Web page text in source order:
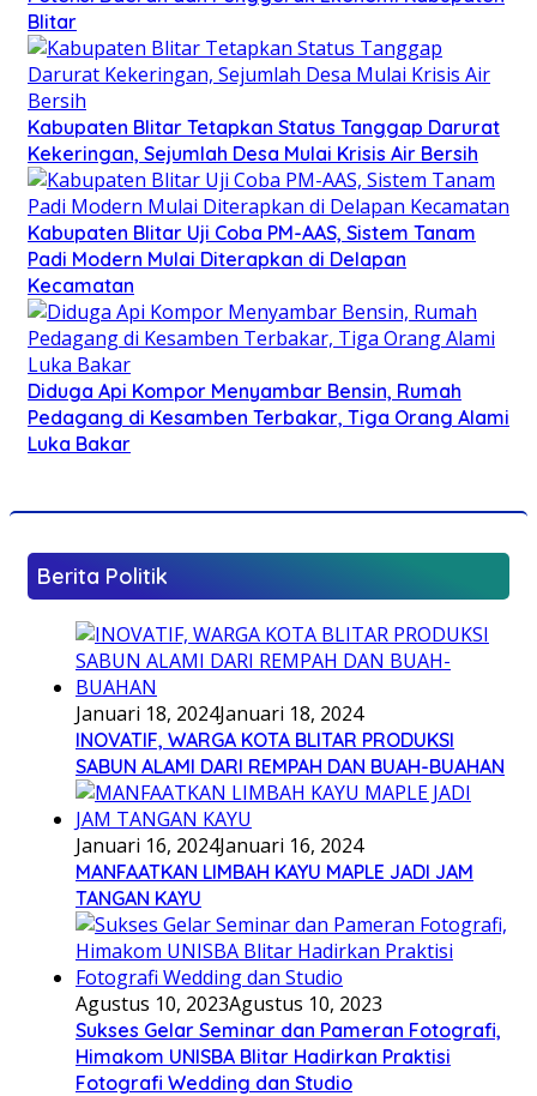
Blitar
Kabupaten Blitar Tetapkan Status Tanggap Darurat
Kekeringan, Sejumlah Desa Mulai Krisis Air Bersih
Kabupaten Blitar Uji Coba PM-AAS, Sistem Tanam
Padi Modern Mulai Diterapkan di Delapan
Kecamatan
Diduga Api Kompor Menyambar Bensin, Rumah
Pedagang di Kesamben Terbakar, Tiga Orang Alami
Luka Bakar
Berita Politik
Januari 18, 2024Januari 18, 2024
INOVATIF, WARGA KOTA BLITAR PRODUKSI
SABUN ALAMI DARI REMPAH DAN BUAH-BUAHAN
Januari 16, 2024Januari 16, 2024
MANFAATKAN LIMBAH KAYU MAPLE JADI JAM
TANGAN KAYU
Agustus 10, 2023Agustus 10, 2023
Sukses Gelar Seminar dan Pameran Fotografi,
Himakom UNISBA Blitar Hadirkan Praktisi
Fotografi Wedding dan Studio